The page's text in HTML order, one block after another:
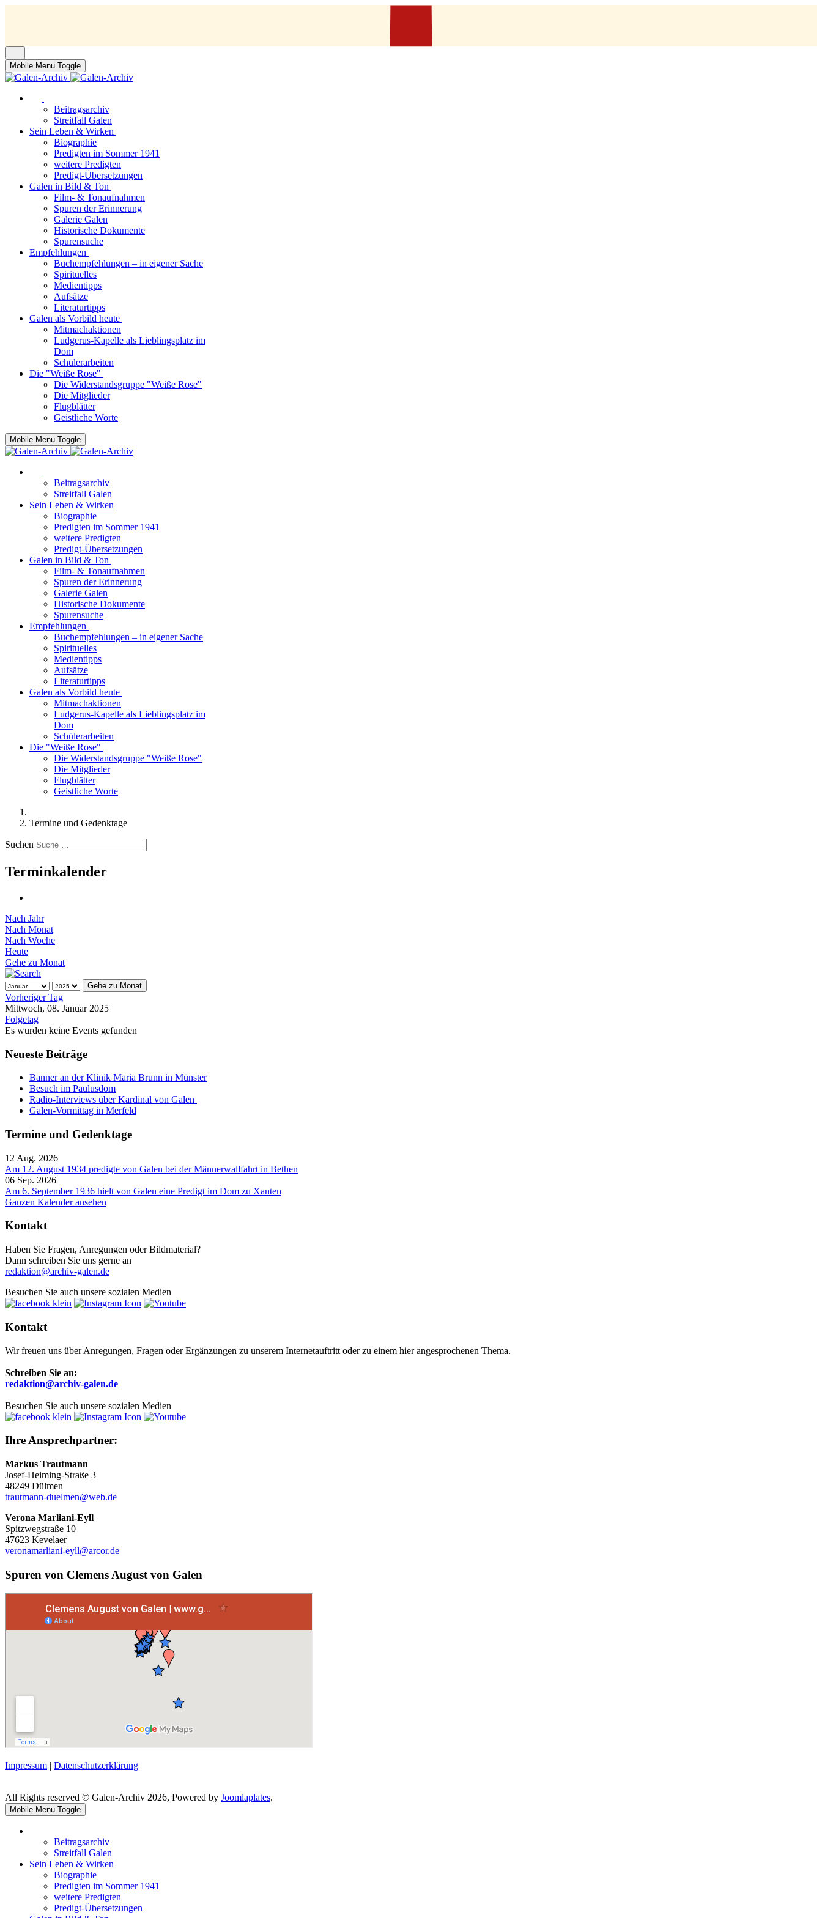
Mobile Menu Toggle
Beitragsarchiv
Streitfall Galen
Sein Leben & Wirken
Biographie
Predigten im Sommer 1941
weitere Predigten
Predigt-Übersetzungen
Galen in Bild & Ton
Film- & Tonaufnahmen
Spuren der Erinnerung
Galerie Galen
Historische Dokumente
Spurensuche
Empfehlungen
Buchempfehlungen – in eigener Sache
Spirituelles
Medientipps
Aufsätze
Literaturtipps
Galen als Vorbild heute
Mitmachaktionen
Ludgerus-Kapelle als Lieblingsplatz im
Dom
Schülerarbeiten
Die "Weiße Rose"
Die Widerstandsgruppe "Weiße Rose"
Die Mitglieder
Flugblätter
Geistliche Worte
Mobile Menu Toggle
Beitragsarchiv
Streitfall Galen
Sein Leben & Wirken
Biographie
Predigten im Sommer 1941
weitere Predigten
Predigt-Übersetzungen
Galen in Bild & Ton
Film- & Tonaufnahmen
Spuren der Erinnerung
Galerie Galen
Historische Dokumente
Spurensuche
Empfehlungen
Buchempfehlungen – in eigener Sache
Spirituelles
Medientipps
Aufsätze
Literaturtipps
Galen als Vorbild heute
Mitmachaktionen
Ludgerus-Kapelle als Lieblingsplatz im
Dom
Schülerarbeiten
Die "Weiße Rose"
Die Widerstandsgruppe "Weiße Rose"
Die Mitglieder
Flugblätter
Geistliche Worte
Termine und Gedenktage
Suchen
Terminkalender
Nach Jahr
Nach Monat
Nach Woche
Heute
Gehe zu Monat
Gehe zu Monat
Vorheriger Tag
Mittwoch, 08. Januar 2025
Folgetag
Es wurden keine Events gefunden
Neueste Beiträge
Banner an der Klinik Maria Brunn in Münster
Besuch im Paulusdom
Radio-Interviews über Kardinal von Galen
Galen-Vormittag in Merfeld
Termine und Gedenktage
12 Aug. 2026
Am 12. August 1934 predigte von Galen bei der Männerwallfahrt in Bethen
06 Sep. 2026
Am 6. September 1936 hielt von Galen eine Predigt im Dom zu Xanten
Ganzen Kalender ansehen
Kontakt
Haben Sie Fragen, Anregungen oder Bildmaterial?
Dann schreiben Sie uns gerne an
redaktion@archiv-galen.de
Besuchen Sie auch unsere sozialen Medien
Kontakt
Wir freuen uns über Anregungen, Fragen oder Ergänzungen zu unserem Internetauftritt oder zu einem hier angesprochenen Thema.
Schreiben Sie an:
redaktion@archiv-galen.de
Besuchen Sie auch unsere sozialen Medien
Ihre Ansprechpartner:
Markus Trautmann
Josef-Heiming-Straße 3
48249 Dülmen
trautmann-duelmen@web.de
Verona Marliani-Eyll
Spitzwegstraße 10
47623 Kevelaer
veronamarliani-eyll@arcor.de
Spuren von Clemens August von Galen
Impressum | Datenschutzerklärung
All Rights reserved © Galen-Archiv 2026, Powered by Joomlaplates.
Mobile Menu Toggle
Beitragsarchiv
Streitfall Galen
Sein Leben & Wirken
Biographie
Predigten im Sommer 1941
weitere Predigten
Predigt-Übersetzungen